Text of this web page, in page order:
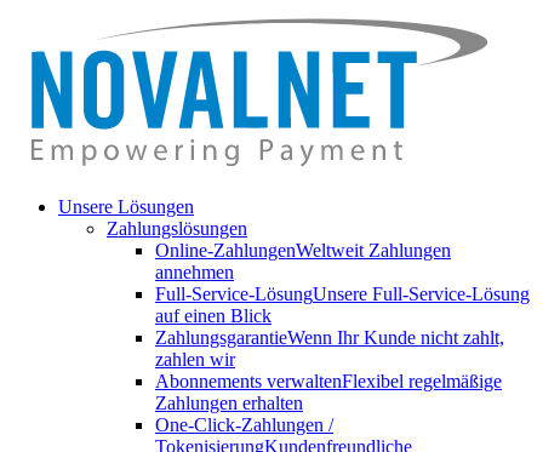
Unsere Lösungen
Zahlungslösungen
Online-ZahlungenWeltweit Zahlungen
annehmen
Full-Service-LösungUnsere Full-Service-Lösung
auf einen Blick
ZahlungsgarantieWenn Ihr Kunde nicht zahlt,
zahlen wir
Abonnements verwaltenFlexibel regelmäßige
Zahlungen erhalten
One-Click-Zahlungen /
TokenisierungKundenfreundliche